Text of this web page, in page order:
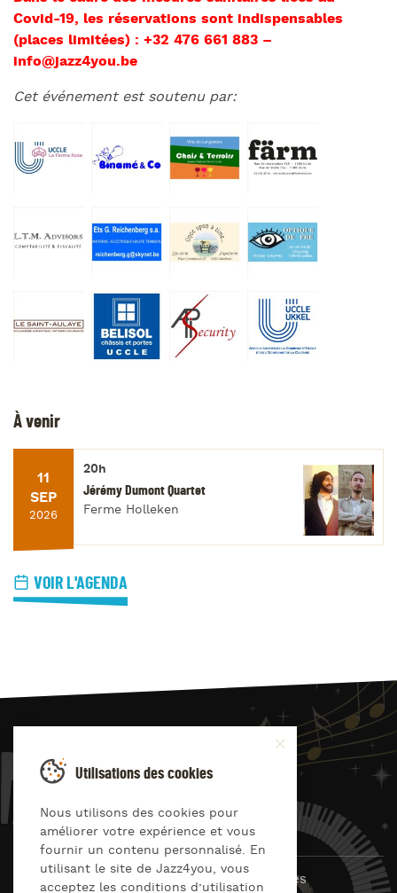
Covid-19, les réservations sont indispensables
(places limitées) : +32 476 661 883 –
info@jazz4you.be
Cet événement est soutenu par:
À venir
11
SEP
2026
20h
Jérémy Dumont Quartet
Ferme Holleken
VOIR L'AGENDA
JAZZ4
© Jazz4you 2019 – 2026 Tous droits réservés
Utilisations des cookies
Nous utilisons des cookies pour
améliorer votre expérience et vous
fournir un contenu personnalisé. En
utilisant le site de Jazz4you, vous
acceptez les conditions d’utilisation